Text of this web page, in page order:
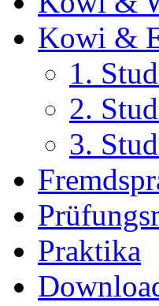
Kowi &
1.
2.
3.
Praktika